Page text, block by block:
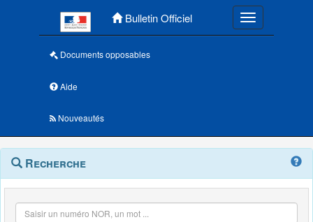
Bulletin Officiel Toggle
Documents opposables
Aide
Nouveautés
Navigation
outils
Menu
contextuel
Recherche